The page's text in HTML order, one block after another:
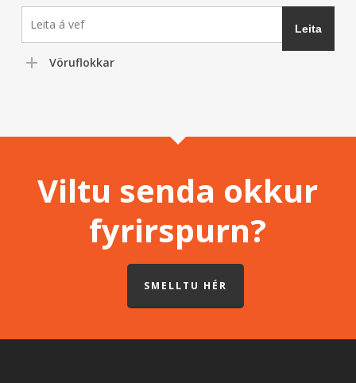
Vöruflokkar
Viltu senda okkur
fyrirspurn?
SMELLTU HÉR